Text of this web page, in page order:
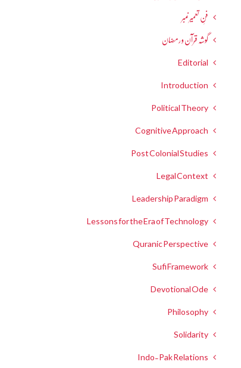
فنِ تعمیر نمبر
گوشہ قرآن و رمضان
Editorial
Introduction
Political Theory
Cognitive Approach
Post Colonial Studies
Legal Context
Leadership Paradigm
Lessons for the Era of Technology
Quranic Perspective
Sufi Framework
Devotional Ode
Philosophy
Solidarity
Indo-Pak Relations